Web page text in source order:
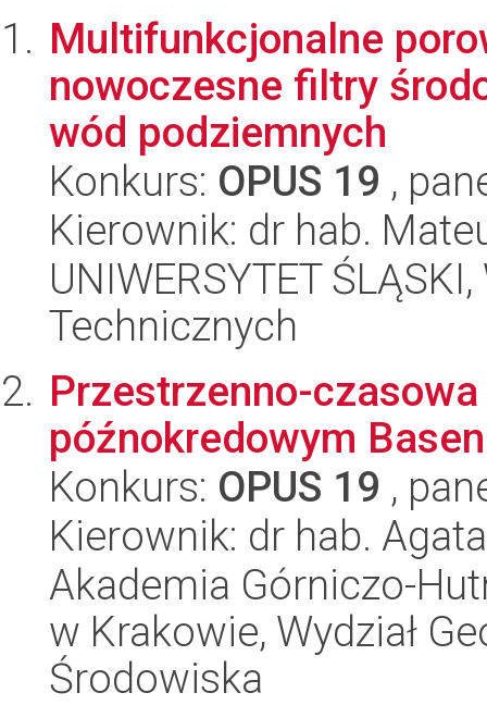
Multifunkcjonalne
nowoczesne filtry
wód podziemnych
Konkurs: OPUS 19 ,
Kierownik: dr hab.
UNIWERSYTET
Technicznych
Przestrzenno-
późnokredowym
Konkurs: OPUS 19 ,
Kierownik: dr hab.
Akademia Górniczo-
w Krakowie, Wydział
Środowiska